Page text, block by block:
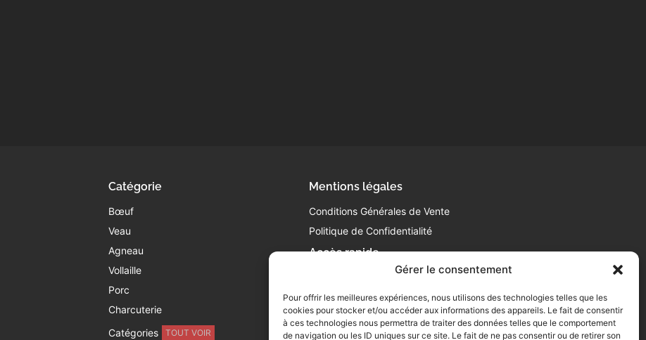
Gérer le consentement
Pour offrir les meilleures expériences, nous utilisons des technologies telles que les
cookies pour stocker et/ou accéder aux informations des appareils. Le fait de consentir
à ces technologies nous permettra de traiter des données telles que le comportement
de navigation ou les ID uniques sur ce site. Le fait de ne pas consentir ou de retirer son
Catégorie
Bœuf
Veau
Agneau
Vollaille
Porc
Charcuterie
Catégories
TOUT VOIR
Mentions légales
Conditions Générales de Vente
Politique de Confidentialité
Accès rapide
450 Av. de Gasseras
82000 Montauban